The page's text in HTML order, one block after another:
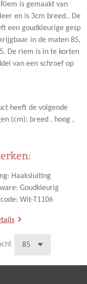
is gemaakt van
en is 3cm breed.. De
een goudkleurige gesp
in de maten 85,
De riem is in te korten
van een schroef op
heeft de volgende
(cm): breed , hoog ,
Haaksluiting
Goudkleurig
Wit-T1106